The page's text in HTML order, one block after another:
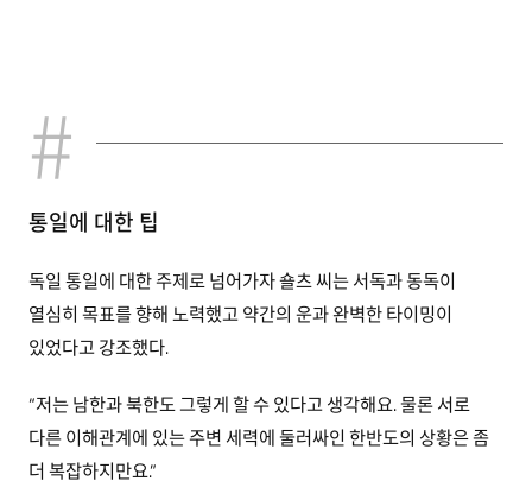
통일에 대한 팁
독일 통일에 대한 주제로 넘어가자 숄츠 씨는 서독과 동독이
열심히 목표를 향해 노력했고 약간의 운과 완벽한 타이밍이
있었다고 강조했다.
“저는 남한과 북한도 그렇게 할 수 있다고 생각해요. 물론 서로
다른 이해관계에 있는 주변 세력에 둘러싸인 한반도의 상황은 좀
더 복잡하지만요.”